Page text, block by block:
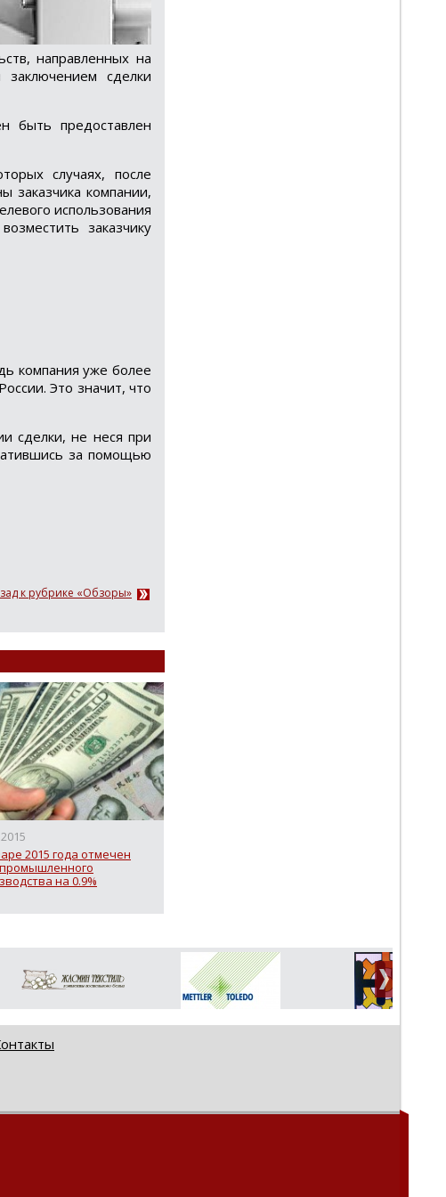
направленных на
заключением сделки
быть предоставлен
случаях, после
заказчика компании,
использования
заказчику
компания уже более
Это значит, что
сделки, не неся при
за помощью
к рубрике «Обзоры»
2015 года отмечен
на 0.9%